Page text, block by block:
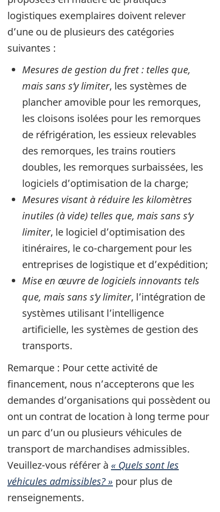
logistiques exemplaires doivent relever
d’une ou de plusieurs des catégories
suivantes :
Mesures de gestion du fret : telles que,
mais sans s’y limiter, les systèmes de
plancher amovible pour les remorques,
les cloisons isolées pour les remorques
de réfrigération, les essieux relevables
des remorques, les trains routiers
doubles, les remorques surbaissées, les
logiciels d’optimisation de la charge;
Mesures visant à réduire les kilomètres
inutiles (à vide) telles que, mais sans s’y
limiter, le logiciel d’optimisation des
itinéraires, le co-chargement pour les
entreprises de logistique et d’expédition;
Mise en œuvre de logiciels innovants tels
que, mais sans s’y limiter, l’intégration de
systèmes utilisant l’intelligence
artificielle, les systèmes de gestion des
transports.
Remarque : Pour cette activité de
financement, nous n’accepterons que les
demandes d’organisations qui possèdent ou
ont un contrat de location à long terme pour
un parc d’un ou plusieurs véhicules de
transport de marchandises admissibles.
Veuillez-vous référer à « Quels sont les
véhicules admissibles? » pour plus de
renseignements.